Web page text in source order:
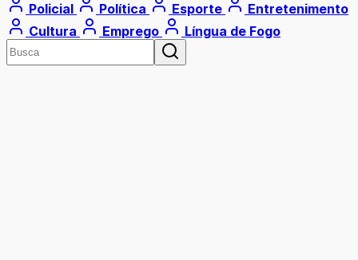
Policial
Política Esporte
Entretenimento
Cultura
Emprego Língua de Fogo